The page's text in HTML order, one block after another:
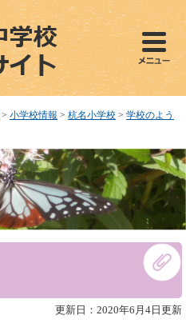
> 小学校情報 > 杭名小学校 > 学校のよう
更新日：2020年6月4日更新